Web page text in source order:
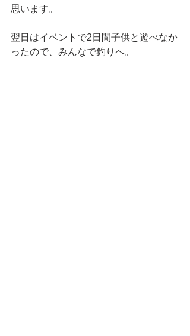
思います。
翌日はイベントで2日間子供と遊べなか
ったので、みんなで釣りへ。